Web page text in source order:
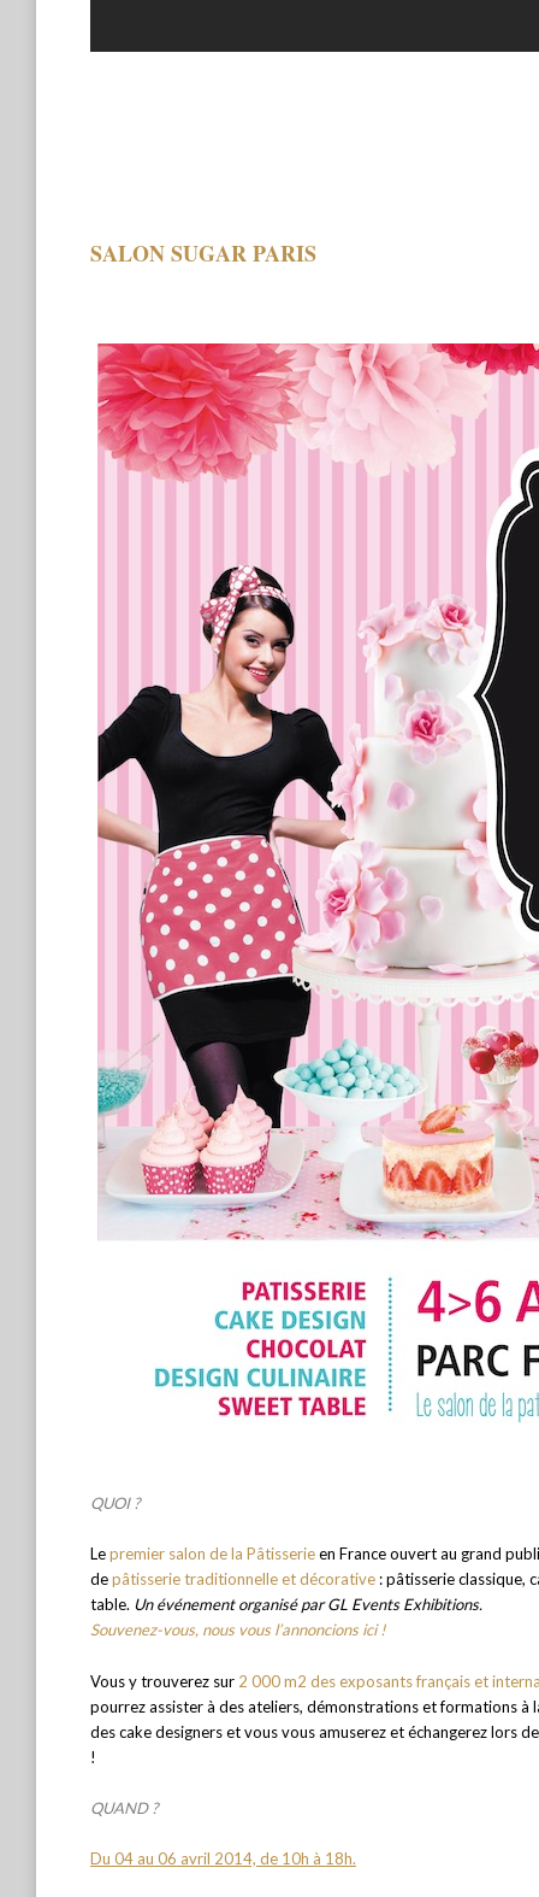
SALON SUGAR PARIS
QUOI ?
Lepremier salon de la Pâtisserieen France ouvert au grand
depâtisserie traditionnelle et décorative : pâtisserie classique,
table. Un événement organisé par GL Events Exhibitions.
Souvenez-vous, nous vous l’annoncions ici !
Vous y trouverez sur 2 000 m2 des exposants français et
pourrez assister à des ateliers, démonstrations et formations à
des cake designers et vous vous amuserez et échangerez lors
!
QUAND ?
Du 04 au 06 avril 2014, de 10h à 18h.